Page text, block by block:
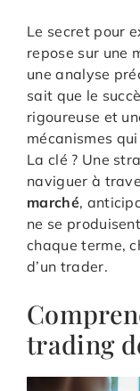
Le secret pour
repose sur une
une analyse
sait que le
rigoureuse et
mécanismes
La clé ? Une
naviguer à
marché,
ne se
chaque terme,
d’un trader.
trading